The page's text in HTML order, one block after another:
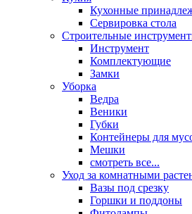
Кухонные
Сервировка стола
Строительные
Инструмент
Комплектующие
Замки
Уборка
Ведра
Веники
Губки
Контейнеры для
Мешки
смотреть все...
Уход за комнатными
Вазы под срезку
Горшки и поддоны